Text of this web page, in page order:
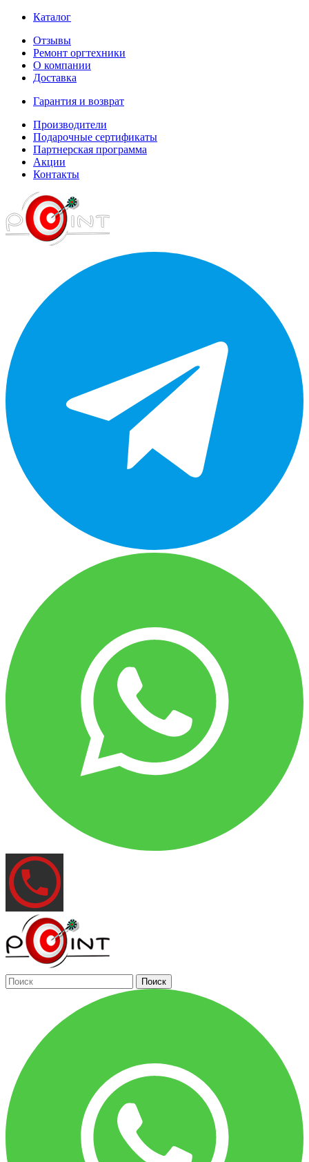
Каталог
Отзывы
Ремонт оргтехники
О компании
Доставка
Гарантия и возврат
Производители
Подарочные сертификаты
Партнерская программа
Акции
Контакты
Поиск